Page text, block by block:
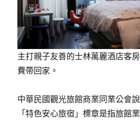
主打親子友善的士林萬麗酒店客
費帶回家。
中華民國觀光旅館商業同業公會
「特色安心旅宿」標章是指旅館